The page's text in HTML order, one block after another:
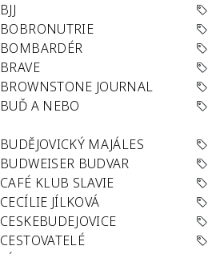
BJJ
BOBRONUTRIE
BOMBARDÉR
BRAVE
BROWNSTONE JOURNAL
BUĎ A NEBO
BUDĚJOVICKÝ MAJÁLES
BUDWEISER BUDVAR
CAFÉ KLUB SLAVIE
CECÍLIE JÍLKOVÁ
CESKEBUDEJOVICE
CESTOVATELÉ